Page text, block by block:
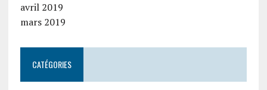
avril 2019
mars 2019
CATÉGORIES